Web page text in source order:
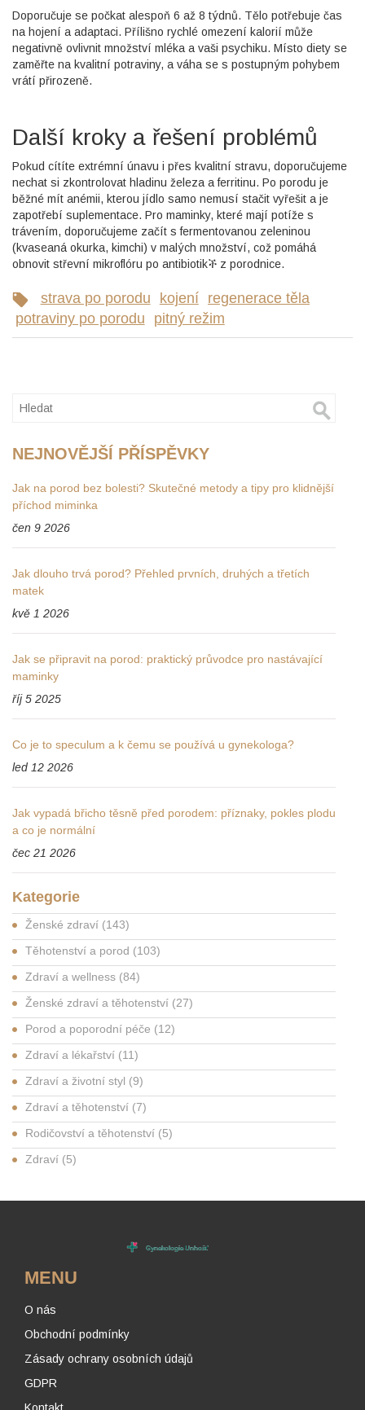
Doporučuje se počkat alespoň 6 až 8 týdnů. Tělo potřebuje čas
na hojení a adaptaci. Přílišno rychlé omezení kalorií může
negativně ovlivnit množství mléka a vaši psychiku. Místo diety se
zaměřte na kvalitní potraviny, a váha se s postupným pohybem
vrátí přirozeně.
Další kroky a řešení problémů
Pokud cítíte extrémní únavu i přes kvalitní stravu, doporučujeme
nechat si zkontrolovat hladinu železa a ferritinu. Po porodu je
běžné mít anémii, kterou jídlo samo nemusí stačit vyřešit a je
zapotřebí suplementace. Pro maminky, které mají potíže s
trávením, doporučujeme začít s fermentovanou zeleninou
(kvaseaná okurka, kimchi) v malých množství, což pomáhá
obnovit střevní mikroflóru po antibiotikች z porodnice.
strava po porodu kojení
regenerace těla
potraviny po porodu
pitný režim
NEJNOVĚJŠÍ PŘÍSPĚVKY
Jak na porod bez bolesti? Skutečné metody a tipy pro klidnější
příchod miminka
čen 9 2026
Jak dlouho trvá porod? Přehled prvních, druhých a třetích
matek
kvě 1 2026
Jak se připravit na porod: praktický průvodce pro nastávající
maminky
říj 5 2025
Co je to speculum a k čemu se používá u gynekologa?
led 12 2026
Jak vypadá břicho těsně před porodem: příznaky, pokles plodu
a co je normální
čec 21 2026
Kategorie
Ženské zdraví (143)
Těhotenství a porod (103)
Zdraví a wellness (84)
Ženské zdraví a těhotenství (27)
Porod a poporodní péče (12)
Zdraví a lékařství (11)
Zdraví a životní styl (9)
Zdraví a těhotenství (7)
Rodičovství a těhotenství (5)
Zdraví (5)
MENU
O nás
Obchodní podmínky
Zásady ochrany osobních údajů
GDPR
Kontakt